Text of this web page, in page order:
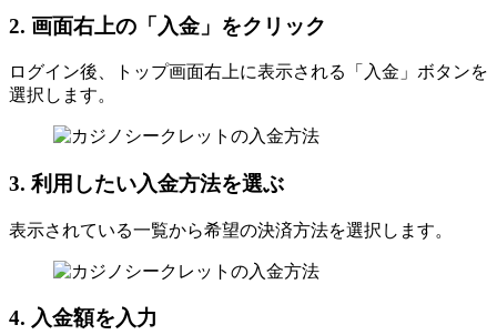
2. 画面右上の「入金」をクリック
ログイン後、トップ画面右上に表示される「入金」ボタンを
選択します。
3. 利用したい入金方法を選ぶ
表示されている一覧から希望の決済方法を選択します。
4. 入金額を入力